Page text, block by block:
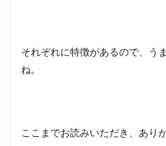
それぞれに特徴があるので、う
ね。
ここまでお読みいただき、あり